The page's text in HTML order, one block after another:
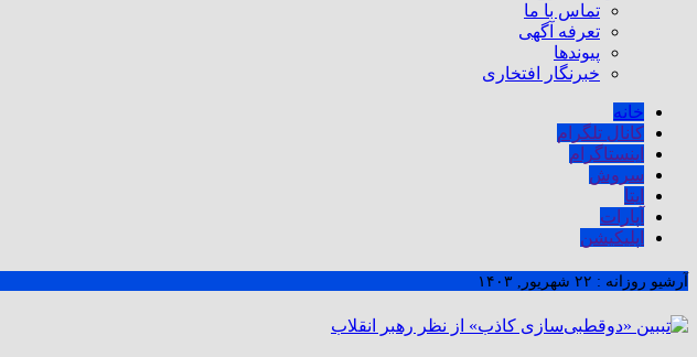
تماس با ما
تعرفه آگهی
پیوندها
خبرنگار افتخاری
خانه
کانال تلگرام
اینستاگرام
سروش
ایتا
آپارات
اپلیکیشن
آرشیو روزانه : ۲۲ شهریور, ۱۴۰۳